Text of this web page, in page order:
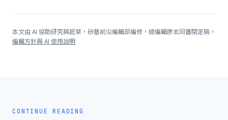
本文由 AI 協助研究與起草，矽基前沿編輯部編修，總編輯廖玄同審閱定稿。
編輯方針與 AI 使用說明
CONTINUE READING